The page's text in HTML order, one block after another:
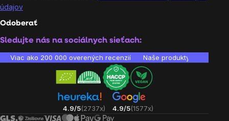
údajov
Odoberať
Sledujte nás na sociálnych sieťach:
Viac ako 200 000 overených recenzií Naše produkty sú
4.9/5(2737x) 4.9/5(1577x)